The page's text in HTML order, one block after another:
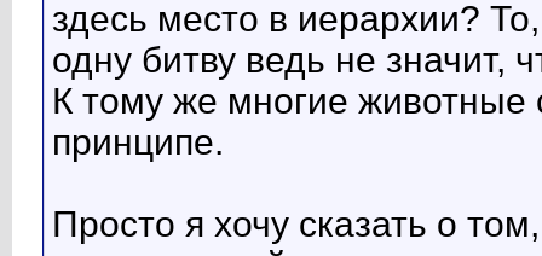
здесь место в иерархии?
одну битву ведь не значит,
К тому же многие животные
принципе.
Просто я хочу сказать о